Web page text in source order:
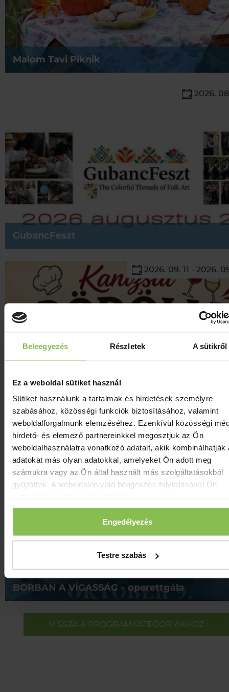
Beleegyezés Részletek A sütikről
Ez a weboldal sütiket használ
Sütiket használunk a tartalmak és hirdetések személyre
szabásához, közösségi funkciók biztosításához, valamint
weboldalforgalmunk elemzéséhez. Ezenkívül közösségi
hirdető- és elemező partnereinkkel megosztjuk az Ön
weboldalhasználatra vonatkozó adatait, akik kombinálhatják
adatokat más olyan adatokkal, amelyeket Ön adott meg
számukra vagy az Ön által használt más szolgáltatásokból
gyűjtöttek. A weboldalon való böngészés folytatásával Ön
Engedélyezés
Testre szabás
Malom Tavi Piknik
2026.
GubancFeszt
2026. 09. 11 - 2026.
Kanizsai Bor- és Dödölle Fesztivál
2026
BORBAN A VÍGASSÁG – operettgála
VISSZA A PROGRAMKATEGÓRIÁKHOZ